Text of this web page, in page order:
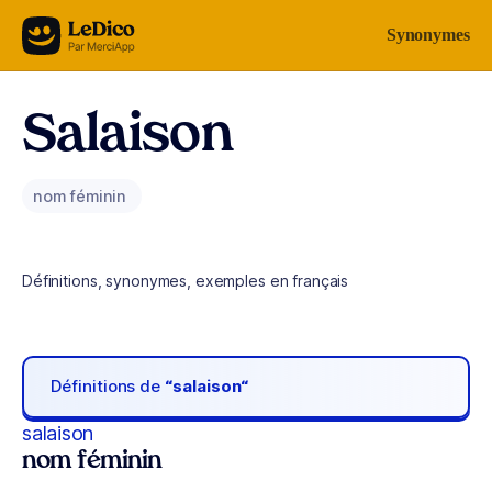
Aller au contenu Synonymes
Salaison
nom féminin
Définitions, synonymes, exemples en français
Définitions de “salaison“
salaison
nom féminin